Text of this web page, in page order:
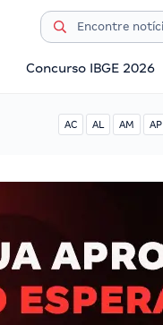
Concurso IBGE 2026
AC AL AM AP